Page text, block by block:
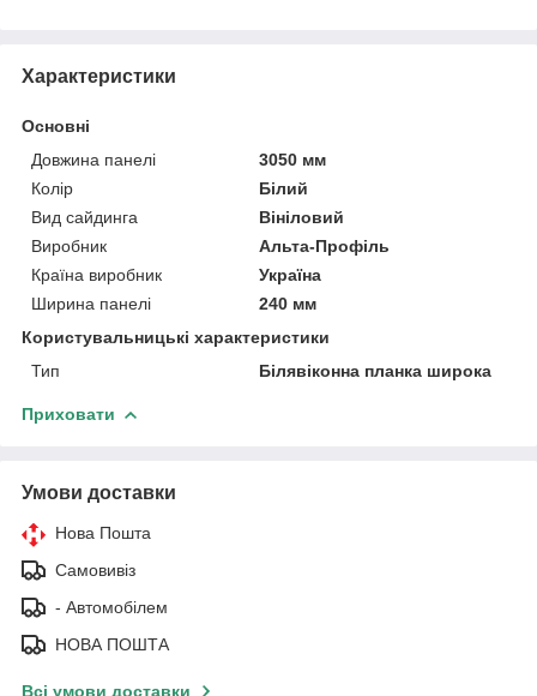
Характеристики
Основні
Довжина панелі
3050 мм
Колір
Білий
Вид сайдинга
Вініловий
Виробник
Альта-Профіль
Країна виробник
Україна
Ширина панелі
240 мм
Користувальницькі характеристики
Тип
Білявіконна планка широка
Приховати
Умови доставки
Нова Пошта
Самовивіз
- Автомобілем
НОВА ПОШТА
Всі умови доставки